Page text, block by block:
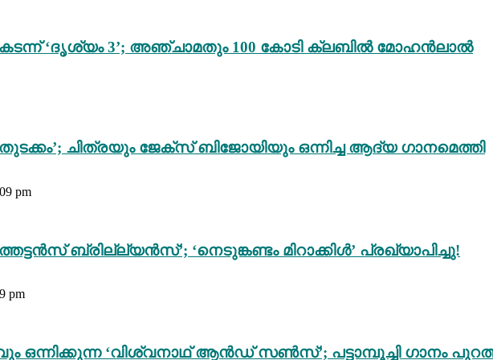
കടന്ന് ‘ദൃശ്യം 3’; അഞ്ചാമതും 100 കോടി ക്ലബിൽ മോഹൻലാൽ
ചിത്രയും ജേക്സ് ബിജോയിയും ഒന്നിച്ച ആദ്യ ഗാനമെത്തി
pm
ബ്രില്ല്യൻസ്’; ‘നെടുങ്കണ്ടം മിറാക്കിൾ’ പ്രഖ്യാപിച്ചു!
pm
‘വിശ്വനാഥ് ആൻഡ് സൺസ്’; പട്ടാമ്പൂച്ചി ഗാനം